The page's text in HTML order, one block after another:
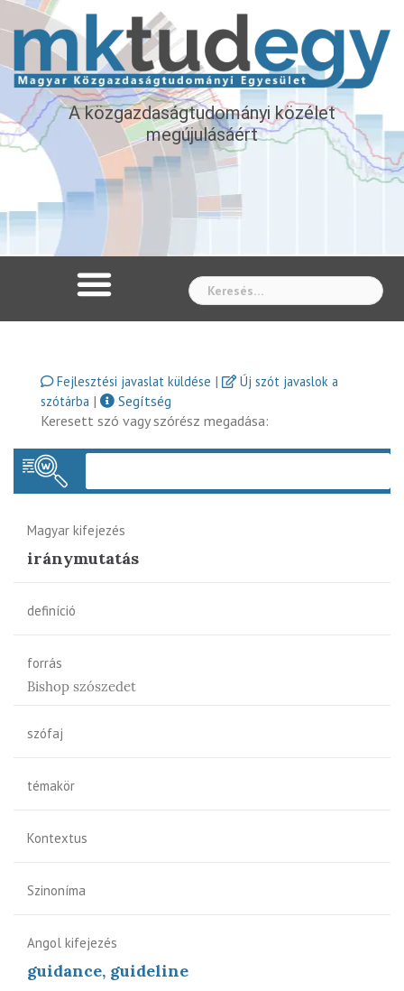
A közgazdaságtudományi közélet
megújulásáért
Fejlesztési javaslat küldése |
Új szót javaslok a
szótárba |
Segítség
Keresett szó vagy szórész megadása:
Magyar kifejezés
iránymutatás
definíció
forrás
Bishop szószedet
szófaj
témakör
Kontextus
Szinoníma
Angol kifejezés
guidance, guideline